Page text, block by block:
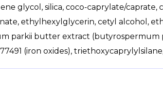
glycol, silica, coco-caprylate/caprate,
ethylhexylglycerin, cetyl alcohol,
parkii butter extract
(iron oxides),